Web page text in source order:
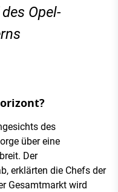
Opel-
des
über eine
Der
erklärten die Chefs der
Gesamtmarkt wird